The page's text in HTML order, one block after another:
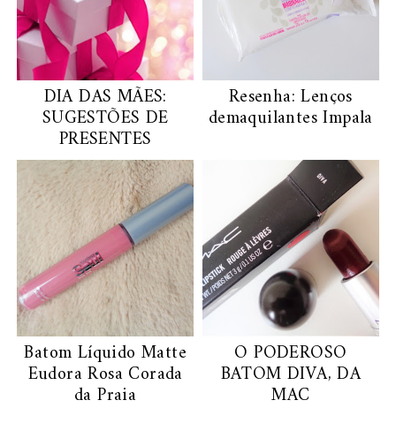
DIA DAS MÃES:
SUGESTÕES DE
PRESENTES
Resenha: Lenços
demaquilantes Impala
Batom Líquido Matte
Eudora Rosa Corada
da Praia
O PODEROSO
BATOM DIVA, DA
MAC